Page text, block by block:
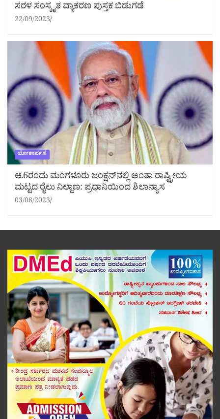
ಸರಳ ಸಂಸ್ಕೃತ ವ್ಯಾಕರಣ ಪುಸ್ತಕ ಬಿಡುಗಡೆ
22/09/2023
ಲೋಕಾರ್ಪಣೆ
ಆ.6ರಂದು ಮಂಗಳೂರು ಜಂಕ್ಷನ್‌ನಲ್ಲಿ ಅಂತಾ ರಾಷ್ಟ್ರೀಯ
ಮಟ್ಟದ ರೈಲು ನಿಲ್ದಾಣ: ಪ್ರಧಾನಿಯಿಂದ ಶಿಲಾನ್ಯಾಸ
03/08/2023